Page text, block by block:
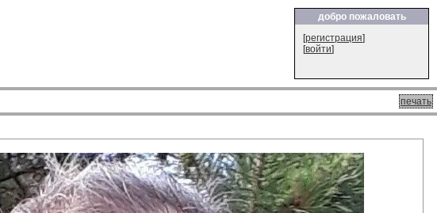
добро пожаловать
[регистрация]
[войти]
печать